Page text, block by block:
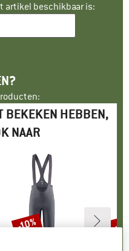
artikel beschikbaar is:
BEKEKEN HEBBEN,
NAAR
Korting
-10% -